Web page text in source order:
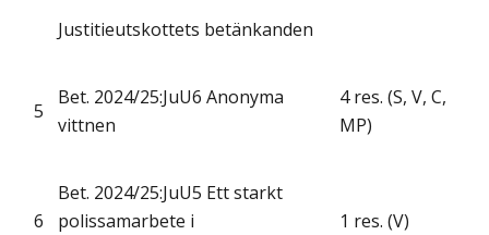
Justitieutskottets betänkanden
5
Bet. 2024/25:JuU6 Anonyma
vittnen
4 res. (S, V, C,
MP)
6
Bet. 2024/25:JuU5 Ett starkt
polissamarbete i
1 res. (V)